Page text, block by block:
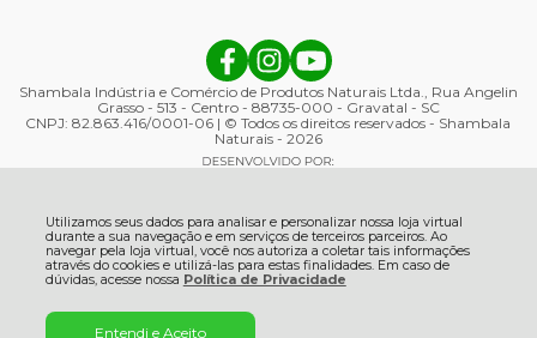
Utilizamos seus dados para analisar e personalizar nossa loja virtual
durante a sua navegação e em serviços de terceiros parceiros. Ao
navegar pela loja virtual, você nos autoriza a coletar tais informações
através do cookies e utilizá-las para estas finalidades. Em caso de
dúvidas, acesse nossa Política de Privacidade
Entendi e Aceito
Shambala Indústria e Comércio de Produtos Naturais Ltda., Rua Angelin
Grasso - 513 - Centro - 88735-000 - Gravatal - SC
CNPJ: 82.863.416/0001-06 | © Todos os direitos reservados - Shambala
Naturais - 2026